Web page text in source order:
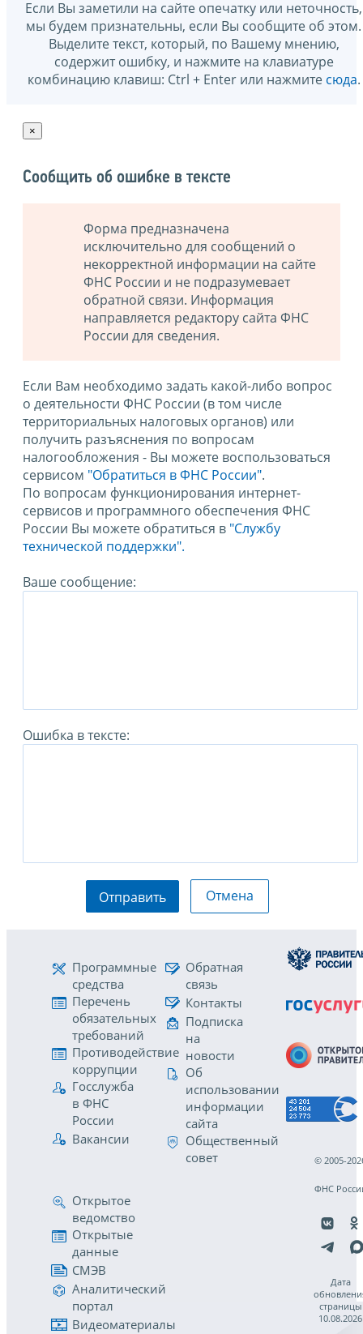
Если Вы заметили на сайте опечатку или неточность,
мы будем признательны, если Вы сообщите об этом.
Выделите текст, который, по Вашему мнению,
содержит ошибку, и нажмите на клавиатуре
комбинацию клавиш: Ctrl + Enter или нажмите сюда.
×
Сообщить об ошибке в тексте
Форма предназначена
исключительно для сообщений о
некорректной информации на сайте
ФНС России и не подразумевает
обратной связи. Информация
направляется редактору сайта ФНС
России для сведения.
Если Вам необходимо задать какой-либо вопрос
о деятельности ФНС России (в том числе
территориальных налоговых органов) или
получить разъяснения по вопросам
налогообложения - Вы можете воспользоваться
сервисом "Обратиться в ФНС России".
По вопросам функционирования интернет-
сервисов и программного обеспечения ФНС
России Вы можете обратиться в "Службу
технической поддержки".
Ваше сообщение:
Ошибка в тексте:
Отправить Отмена
Программные
средства
Перечень
обязательных
требований
Противодействие
коррупции
Госслужба
в ФНС
России
Вакансии
Обратная
связь
Контакты
Подписка
на
новости
Об
использовании
информации
сайта
Общественный
совет
Открытое
ведомство
Открытые
данные
СМЭВ
Аналитический
портал
Видеоматериалы
© 2005-
ФНС
Дата
страницы
10.08.2026